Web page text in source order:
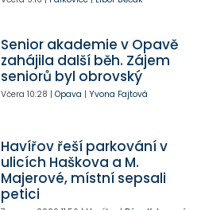
Senior akademie v Opavě
zahájila další běh. Zájem
seniorů byl obrovský
Včera 10:28 | Opava | Yvona Fajtová
Havířov řeší parkování v
ulicích Haškova a M.
Majerové, místní sepsali
petici